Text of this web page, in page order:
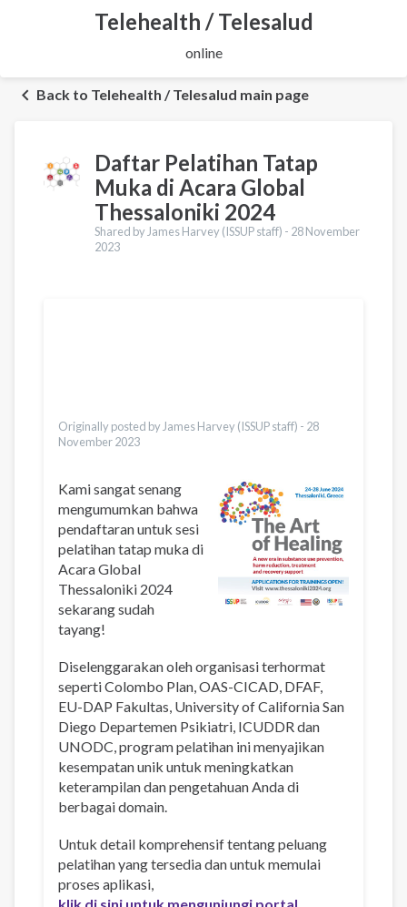
Telehealth / Telesalud
online
Back to Telehealth / Telesalud main page
Daftar Pelatihan Tatap
Muka di Acara Global
Thessaloniki 2024
Shared by James Harvey (ISSUP staff) - 28 November
2023
Originally posted by James Harvey (ISSUP staff) - 28
November 2023
Kami sangat senang
mengumumkan bahwa
pendaftaran untuk sesi
pelatihan tatap muka di
Acara Global
Thessaloniki 2024
sekarang sudah
tayang!
Diselenggarakan oleh organisasi terhormat
seperti Colombo Plan, OAS-CICAD, DFAF,
EU-DAP Fakultas, University of California San
Diego Departemen Psikiatri, ICUDDR dan
UNODC, program pelatihan ini menyajikan
kesempatan unik untuk meningkatkan
keterampilan dan pengetahuan Anda di
berbagai domain.
Untuk detail komprehensif tentang peluang
pelatihan yang tersedia dan untuk memulai
proses aplikasi,